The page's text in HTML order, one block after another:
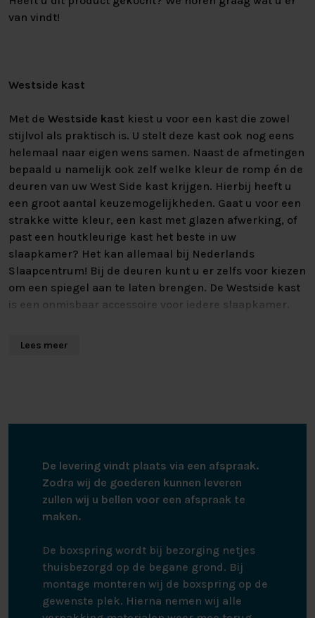
van vindt!
Westside kast
Met de Westside kast kiest u voor een kast die zowel
stijlvol als praktisch is. U stelt deze kast ook nog eens
helemaal naar eigen wens samen. Naast de afmetingen
bepaald u namelijk ook zelf welke kleur de romp én de
deuren van uw West Side kast krijgen. Hierbij heeft u
een groot aantal keuzemogelijkheden. Gaat u voor een
strakke witte kleur, een kast met glazen afwerking, of
past een houtkleurige kast het beste in uw
slaapkamer? Het kan allemaal bij Nederlands
Slaapcentrum! Bij de deuren kunt u er zelfs voor kiezen
om een spiegel aan te laten brengen. De Westside kast
is een onmisbaar accessoire voor iedere slaapkamer.
Kies de opties die aansluiten bij uw wensen, en stel zo
Uittrekbaar pantalonrek
Uittrekbaar dassen- en riemenrek
Uittrekbare kledinglift
Ledverlichting op de kast
Soft-close (om te voorkomen dat de deuren hard
dichtklappen)
Ladeblokken met 2 of 3 lades per blok
Lees meer
De levering vindt plaats via een afspraak.
Zodra wij de goederen kunnen leveren
zullen wij u bellen voor een afspraak te
maken.
De boxspring wordt bij bezorging netjes
thuisbezorgd op de begane grond. Bij
montage monteren wij de boxspring op de
gewenste plek. Hierna nemen wij alle